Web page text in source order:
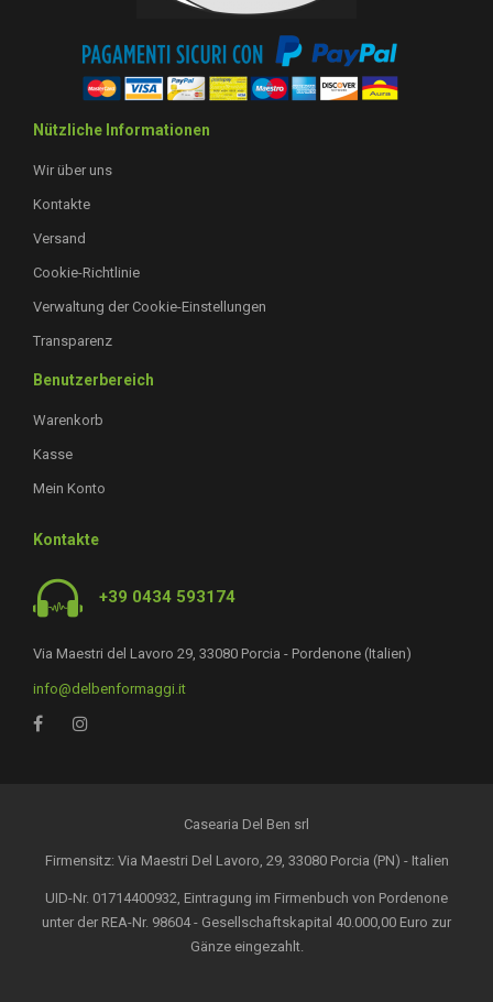
Nützliche Informationen
Wir über uns
Kontakte
Versand
Cookie-Richtlinie
Verwaltung der Cookie-Einstellungen
Transparenz
Benutzerbereich
Warenkorb
Kasse
Mein Konto
Kontakte
+39 0434 593174
Via Maestri del Lavoro 29, 33080 Porcia - Pordenone (Italien)
info@delbenformaggi.it
Casearia Del Ben srl
Firmensitz: Via Maestri Del Lavoro, 29, 33080 Porcia (PN) - Italien
UID-Nr. 01714400932, Eintragung im Firmenbuch von Pordenone
unter der REA-Nr. 98604 - Gesellschaftskapital 40.000,00 Euro zur
Gänze eingezahlt.